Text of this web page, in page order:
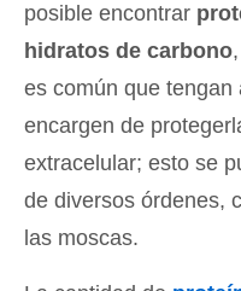
posible encontrar
hidratos de carbono,
es común que
encargen de
extracelular; esto se
de diversos órdenes,
las moscas.